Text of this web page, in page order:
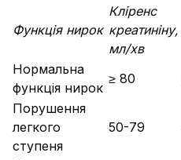
Функція нирок
Кліренс
креатиніну,
мл/хв
Нормальна
функція нирок
≥ 80
Порушення
легкого
ступеня
50-79